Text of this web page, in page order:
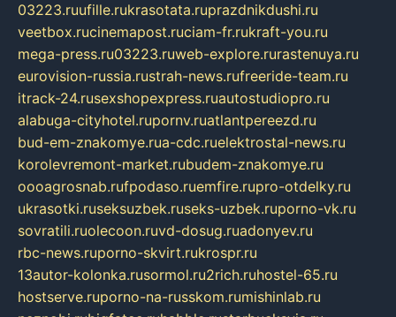
03223.ruufille.rukrasotata.ruprazdnikdushi.ru
veetbox.rucinemapost.ruciam-fr.rukraft-you.ru
mega-press.ru03223.ruweb-explore.rurastenuya.ru
eurovision-russia.rustrah-news.rufreeride-team.ru
itrack-24.rusexshopexpress.ruautostudiopro.ru
alabuga-cityhotel.rupornv.ruatlantpereezd.ru
bud-em-znakomye.rua-cdc.ruelektrostal-news.ru
korolevremont-market.rubudem-znakomye.ru
oooagrosnab.rufpodaso.ruemfire.rupro-otdelky.ru
ukrasotki.ruseksuzbek.ruseks-uzbek.ruporno-vk.ru
sovratili.ruolecoon.ruvd-dosug.ruadonyev.ru
rbc-news.ruporno-skvirt.rukrospr.ru
13autor-kolonka.rusormol.ru2rich.ruhostel-65.ru
hostserve.ruporno-na-russkom.rumishinlab.ru